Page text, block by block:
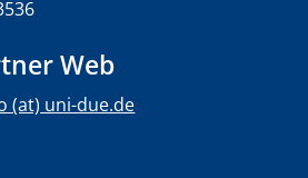
Web
(at) uni-due.de